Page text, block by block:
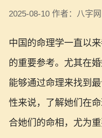
2025-08-10 作者：八字
中国的命理学一直以
的重要参考。尤其在
能够通过命理来找到
性来说，了解她们在
合她们的命相，尤为重